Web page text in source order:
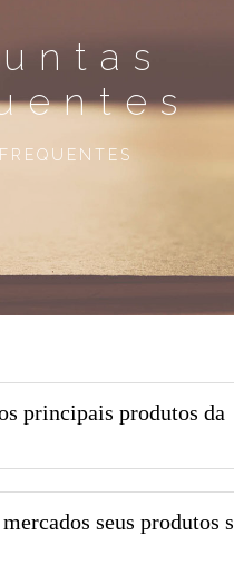
principais produtos da
seus produtos